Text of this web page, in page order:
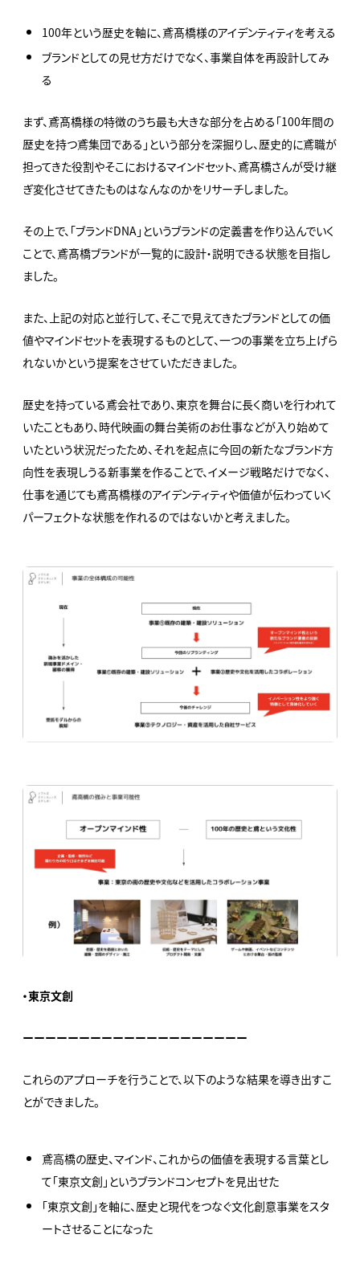
100年という歴史を軸に、鳶髙橋様のアイデンティティを考える
ブランドとしての見せ方だけでなく、事業自体を再設計してみ
る
まず、鳶髙橋様の特徴のうち最も大きな部分を占める「100年間の
歴史を持つ鳶集団である」という部分を深掘りし、歴史的に鳶職が
担ってきた役割やそこにおけるマインドセット、鳶髙橋さんが受け継
ぎ変化させてきたものはなんなのかをリサーチしました。
その上で、「ブランドDNA」というブランドの定義書を作り込んでいく
ことで、鳶髙橋ブランドが一覧的に設計・説明できる状態を目指し
ました。
また、上記の対応と並行して、そこで見えてきたブランドとしての価
値やマインドセットを表現するものとして、一つの事業を立ち上げら
れないかという提案をさせていただきました。
歴史を持っている鳶会社であり、東京を舞台に長く商いを行われて
いたこともあり、時代映画の舞台美術のお仕事などが入り始めて
いたという状況だったため、それを起点に今回の新たなブランド方
向性を表現しうる新事業を作ることで、イメージ戦略だけでなく、
仕事を通じても鳶髙橋様のアイデンティティや価値が伝わっていく
パーフェクトな状態を作れるのではないかと考えました。
・東京文創
ーーーーーーーーーーーーーーーーーーーー
これらのアプローチを行うことで、以下のような結果を導き出すこ
とができました。
鳶高橋の歴史、マインド、これからの価値を表現する言葉とし
て「東京文創」というブランドコンセプトを見出せた
「東京文創」を軸に、歴史と現代をつなぐ文化創意事業をスタ
ートさせることになった